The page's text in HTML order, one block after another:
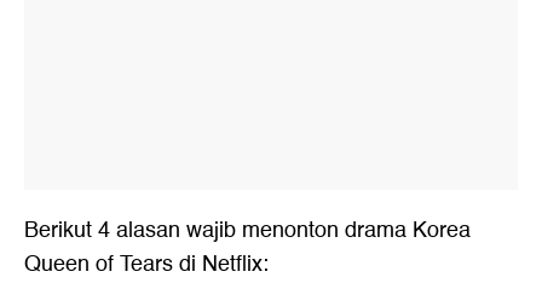
Berikut 4 alasan wajib menonton drama Korea
Queen of Tears di Netflix: